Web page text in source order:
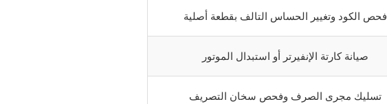
فحص الكود وتغيير الحساس التالف بقطعة أصلية
صيانة كارتة الإنفيرتر أو استبدال الموتور
تسليك مجرى الصرف وفحص سخان التصريف